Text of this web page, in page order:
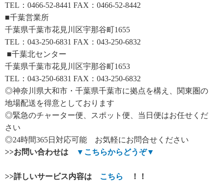
TEL：0466-52-8441 FAX：0466-52-8442
■千葉営業所
千葉県千葉市花見川区宇那谷町1655
TEL：043-250-6831 FAX：043-250-6832
■千葉北センター
千葉県千葉市花見川区宇那谷町1653
TEL：043-250-6831 FAX：043-250-6832
◎神奈川県大和市・千葉県千葉市に拠点を構え、関東圏の
地場配送を得意としております
◎緊急のチャーター便、スポット便、当日便はお任せくだ
さい
◎24時間365日対応可能 お気軽にお問合せください
>>お問い合わせは ▼ こちらからどうぞ▼
>>詳しいサービス内容は こちら
！！